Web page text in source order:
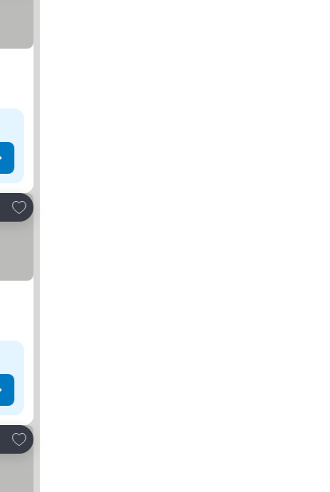
放到收藏夾
放到收藏夾